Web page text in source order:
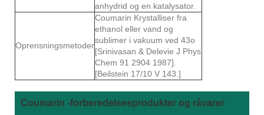
anhydrid og en katalysator.
Oprensningsmetoder
Coumarin Krystalliser fra
ethanol eller vand og
sublimer i vakuum ved 43o
[Srinivasan & Delevie J Phys
Chem 91 2904 1987].
[Beilstein 17/10 V 143.]
Coumarin -forberedelsesprodukter og råvarer